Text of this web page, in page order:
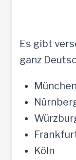
Es gibt
ganz
München
Köln